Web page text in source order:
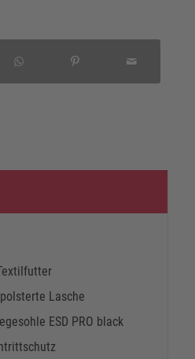
Lasche
ESD PRO black